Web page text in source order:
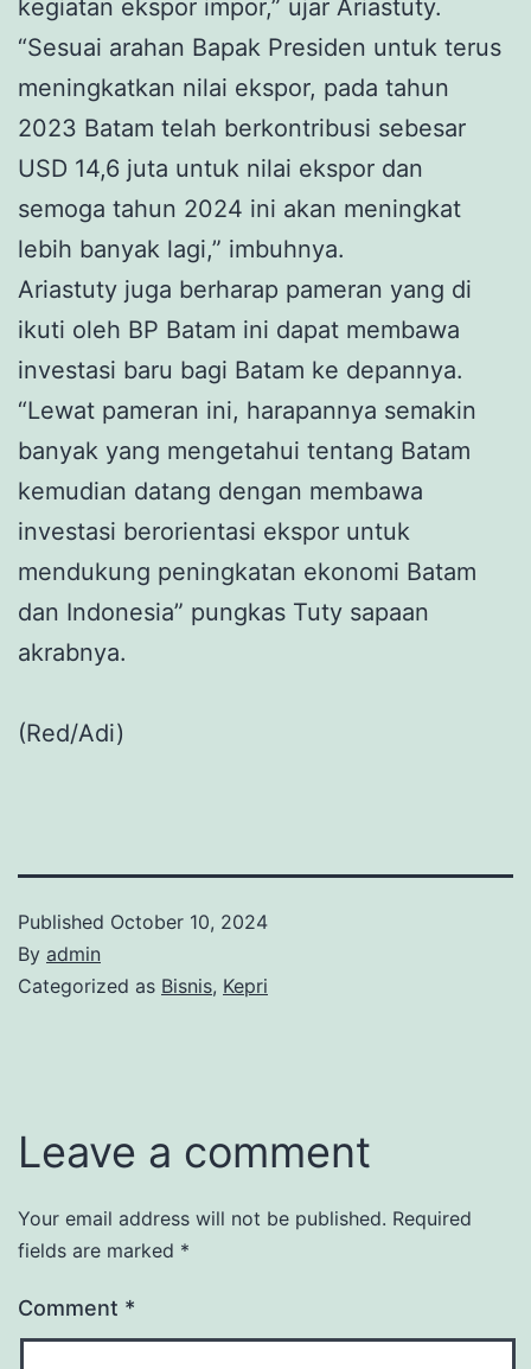
kegiatan ekspor impor,” ujar Ariastuty.
“Sesuai arahan Bapak Presiden untuk terus
meningkatkan nilai ekspor, pada tahun
2023 Batam telah berkontribusi sebesar
USD 14,6 juta untuk nilai ekspor dan
semoga tahun 2024 ini akan meningkat
lebih banyak lagi,” imbuhnya.
Ariastuty juga berharap pameran yang di
ikuti oleh BP Batam ini dapat membawa
investasi baru bagi Batam ke depannya.
“Lewat pameran ini, harapannya semakin
banyak yang mengetahui tentang Batam
kemudian datang dengan membawa
investasi berorientasi ekspor untuk
mendukung peningkatan ekonomi Batam
dan Indonesia” pungkas Tuty sapaan
akrabnya.
(Red/Adi)
Published October 10, 2024
By admin
Categorized as Bisnis, Kepri
Leave a comment
Your email address will not be published. Required
fields are marked *
Comment *